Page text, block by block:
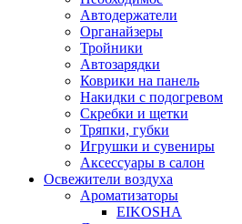
Автодержатели
Органайзеры
Тройники
Автозарядки
Коврики на панель
Накидки с подогревом
Скребки и щетки
Тряпки, губки
Игрушки и сувениры
Аксессуары в салон
Освежители воздуха
Ароматизаторы
EIKOSHA